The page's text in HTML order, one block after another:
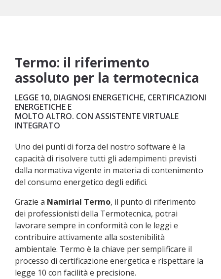
Termo: il riferimento
assoluto per la termotecnica
LEGGE 10, DIAGNOSI ENERGETICHE, CERTIFICAZIONI
ENERGETICHE E
MOLTO ALTRO. CON ASSISTENTE VIRTUALE
INTEGRATO
Uno dei punti di forza del nostro software è la
capacità di risolvere tutti gli adempimenti previsti
dalla normativa vigente in materia di contenimento
del consumo energetico degli edifici.
Grazie a Namirial Termo, il punto di riferimento
dei professionisti della Termotecnica, potrai
lavorare sempre in conformità con le leggi e
contribuire attivamente alla sostenibilità
ambientale. Termo è la chiave per semplificare il
processo di certificazione energetica e rispettare la
legge 10 con facilità e precisione.